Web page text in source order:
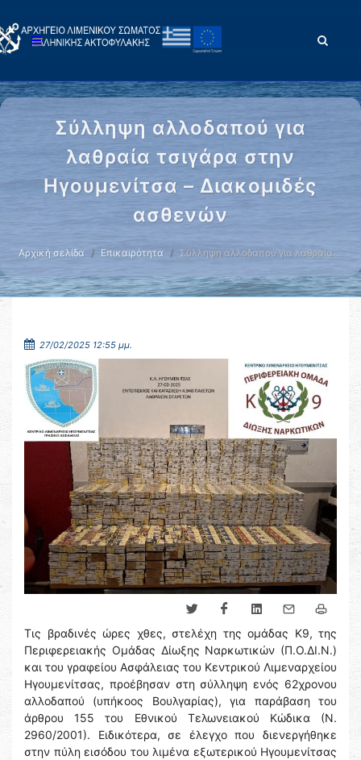
Σύλληψη αλλοδαπού για
λαθραία τσιγάρα στην
Ηγουμενίτσα – Διακομιδές
ασθενών
Αρχική σελίδα Επικαιρότητα Σύλληψη αλλοδαπού για λαθραία …
27/02/2025 12:55 μμ.
Τις βραδινές ώρες χθες, στελέχη της ομάδας Κ9, της
Περιφερειακής Ομάδας Δίωξης Ναρκωτικών (Π.Ο.ΔΙ.Ν.)
και του γραφείου Ασφάλειας του Κεντρικού Λιμεναρχείου
Ηγουμενίτσας, προέβησαν στη σύλληψη ενός 62χρονου
αλλοδαπού (υπήκοος Βουλγαρίας), για παράβαση του
άρθρου 155 του Εθνικού Τελωνειακού Κώδικα (Ν.
2960/2001). Ειδικότερα, σε έλεγχο που διενεργήθηκε
στην πύλη εισόδου του λιμένα εξωτερικού Ηγουμενίτσας